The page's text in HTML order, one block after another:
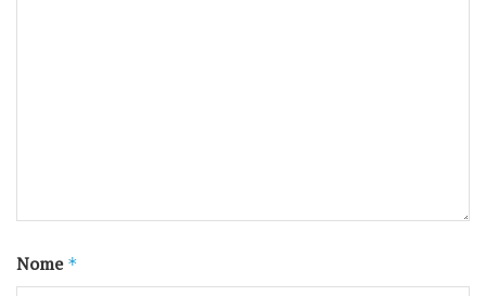
Nome *